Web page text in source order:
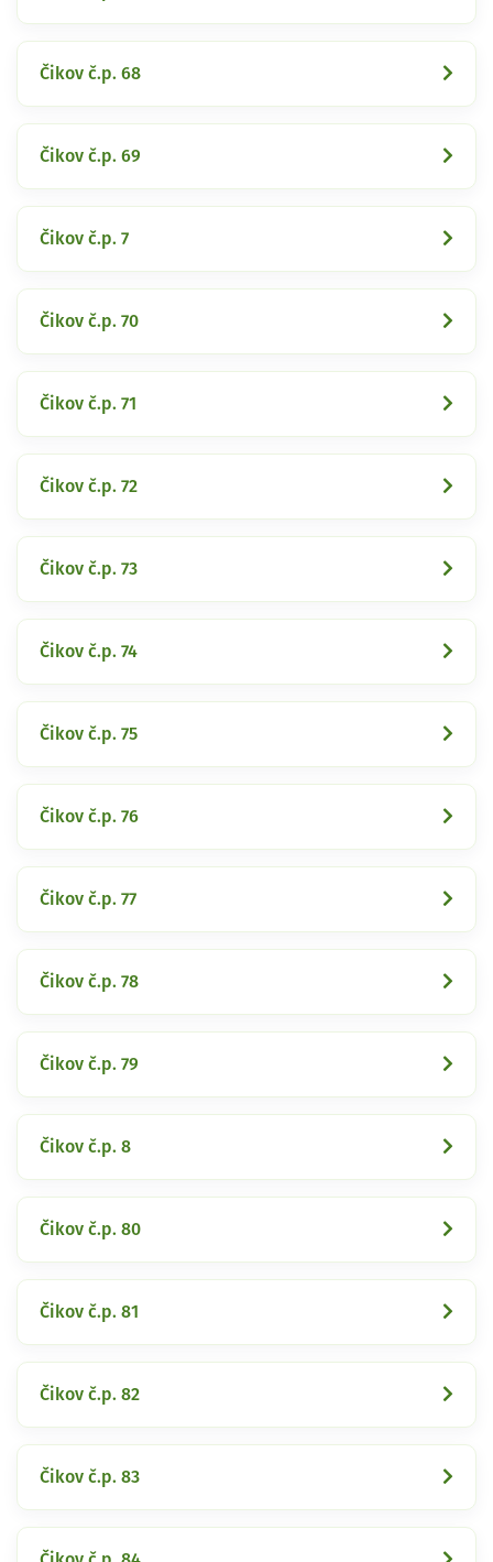
Čikov č.p. 68
Čikov č.p. 69
Čikov č.p. 7
Čikov č.p. 70
Čikov č.p. 71
Čikov č.p. 72
Čikov č.p. 73
Čikov č.p. 74
Čikov č.p. 75
Čikov č.p. 76
Čikov č.p. 77
Čikov č.p. 78
Čikov č.p. 79
Čikov č.p. 8
Čikov č.p. 80
Čikov č.p. 81
Čikov č.p. 82
Čikov č.p. 83